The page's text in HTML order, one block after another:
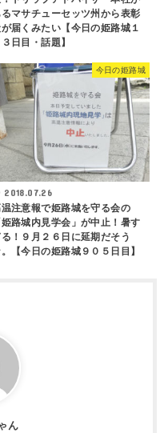
マサチューセッツ州から表彰
届くみたい【今日の姫路城１
３日目・話題】
今日の姫路城
2018.07.26
注意報で姫路城を守る会の
姫路城内見学会」が中止！暑す
る！９月２６日に延期だそう
【今日の姫路城９０５日目】
ん